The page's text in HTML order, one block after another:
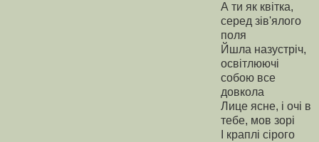
А ти як квітка,
серед зів'ялого
поля
Йшла назустріч,
освітлюючі
собою все
довкола
Лице ясне, і очі в
тебе, мов зорі
І краплі сірого